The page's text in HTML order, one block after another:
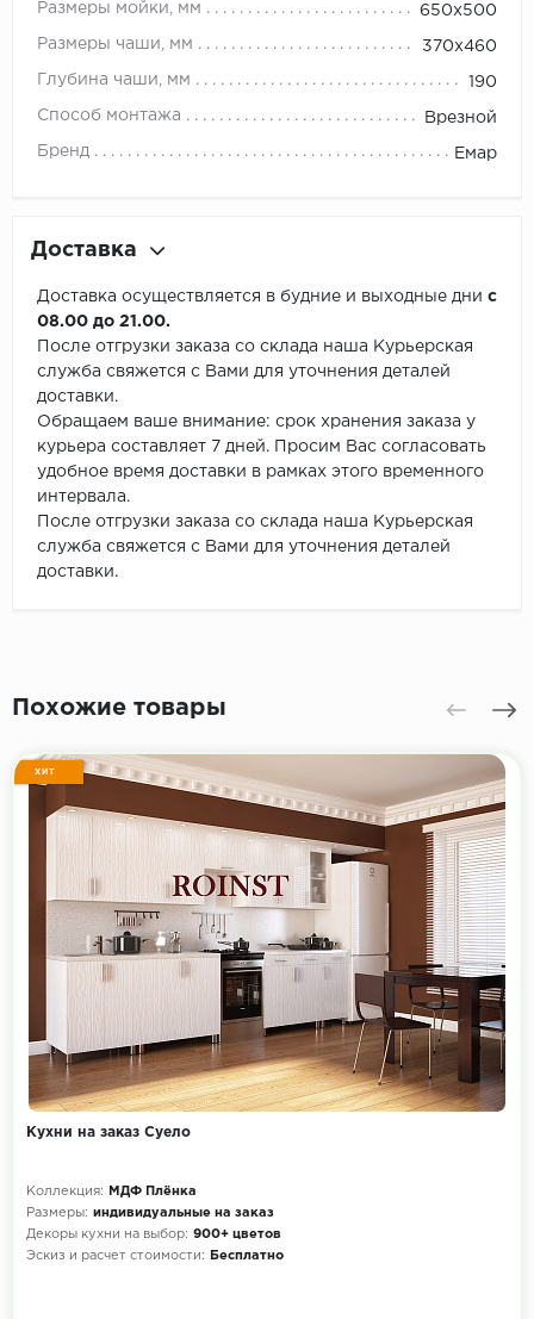
Размеры мойки, мм 650х500
Размеры чаши, мм 370х460
Глубина чаши, мм 190
Способ монтажа Врезной
Бренд Емар
Доставка
Доставка осуществляется в будние и выходные дни с
08.00 до 21.00.
После отгрузки заказа со склада наша Курьерская
служба свяжется с Вами для уточнения деталей
доставки.
Обращаем ваше внимание: срок хранения заказа у
курьера составляет 7 дней. Просим Вас согласовать
удобное время доставки в рамках этого временного
интервала.
После отгрузки заказа со склада наша Курьерская
служба свяжется с Вами для уточнения деталей
доставки.
Похожие товары
ХИТ
Кухни на заказ Суело
Коллекция:
МДФ Плёнка
Размеры: индивидуальные на заказ
Декоры кухни на выбор: 900+ цветов
Эскиз и расчет стоимости:
Бесплатно